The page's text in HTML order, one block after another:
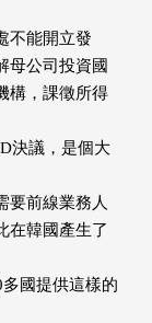
不能開立發
母公司投資國
構，課徵所得
決議，是個大
要前線業務人
在韓國產生了
國提供這樣的